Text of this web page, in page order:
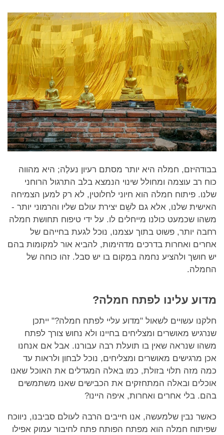
בבודהיזם, חמלה היא יותר מסתם רעיון נעלֶה; היא מהווה
כוח רב עוצמה ומחולל שינוי הנמצא בלב התרגול הרוחני
שלנו. פיתוח חמלה הוא חיוני לחלוטין, לא רק למען הצמיחה
האישית שלנו, אלא גם לשֵׁם יצירת עולם שליו והרמוני יותר -
משהו שכמעט כולנו מייחלים לו. על ידי טיפוח תחושת חמלה
רחבה יותר, פשוט בתוך עצמנו, נוּכל לגעת בחייהם של
אחרים ואחרות בדרכים מדהימות, להביא אור למקומות בהם
יש חושך ולהציע נחמה במַקום בו יש סבל. זהו כוחה של
החמלה.
מדוע עלינו לפתח חמלה?
חלקנו עשויים לשאול "מדוע עליי לפתח חמלה?" ייתכן
שנרגיש מאושרים ומצליחים בחיינו ולא נחוש צורך לפתח
משהו שנראה שאין בו תועלת רבה עבורנו. אבל אם אנחנו
אכן מרגישים מאושרים ומצליחים, נוכל לבחון ולראות עד
כמה מזה תלוי בזולת, כמו באלה המגדלים את האוכל שאנו
אוכלים ובאלה המתחזקים את הכבישים שאנו משתמשים
בהם. בלי אחרים ואחרות, איפה היינו?
כאשר נבין שלמעשה, אנו חייבים הרבה לעולם סביבנו, ניווכח
שפיתוח חמלה הוא מפתח הפותח פתח לחיבור עמוק אפילו